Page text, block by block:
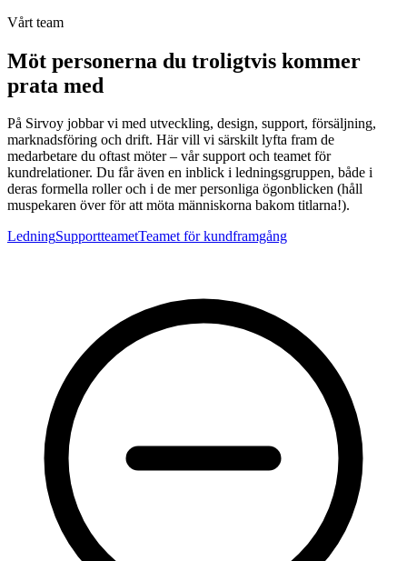
Vårt team
Möt personerna du troligtvis kommer
prata med
På Sirvoy jobbar vi med utveckling, design, support, försäljning,
marknadsföring och drift. Här vill vi särskilt lyfta fram de
medarbetare du oftast möter – vår support och teamet för
kundrelationer. Du får även en inblick i ledningsgruppen, både i
deras formella roller och i de mer personliga ögonblicken (håll
muspekaren över för att möta människorna bakom titlarna!).
LedningSupportteametTeamet för kundframgång